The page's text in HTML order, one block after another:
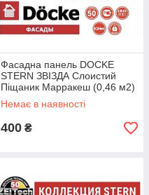
Фасадна панель DOCKE
STERN ЗВІЗДА Слоистий
Піщаник Марракеш (0,46 м2)
Немає в наявності
400 ₴